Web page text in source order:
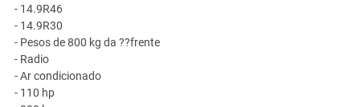
- 14.9R46
- 14.9R30
- Pesos de 800 kg da ??frente
- Radio
- Ar condicionado
- 110 hp